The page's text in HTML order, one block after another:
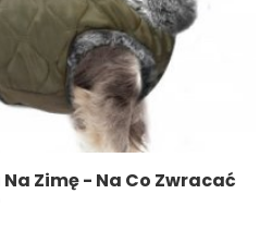
Zimę - Na Co Zwracać